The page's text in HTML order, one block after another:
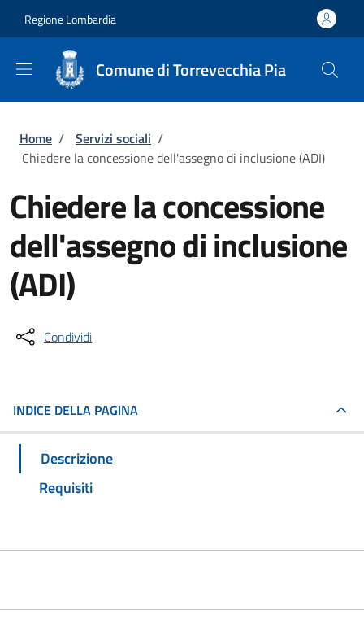
Regione Lombardia
Comune di Torrevecchia Pia
Briciole di pane
Home / Servizi sociali /
Chiedere la concessione dell'assegno di inclusione (ADI)
Chiedere la concessione
dell'assegno di inclusione
(ADI)
Condividi
INDICE DELLA PAGINA
Descrizione
Requisiti